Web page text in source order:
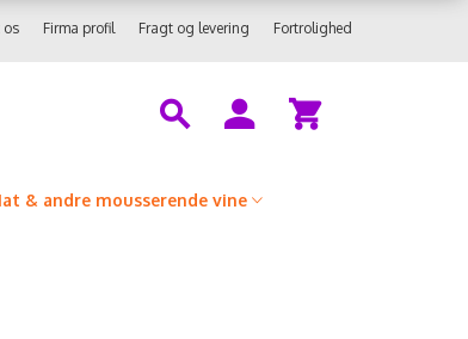
Fortrolighed
Fragt og levering
Firma profil
os
& andre mousserende vine